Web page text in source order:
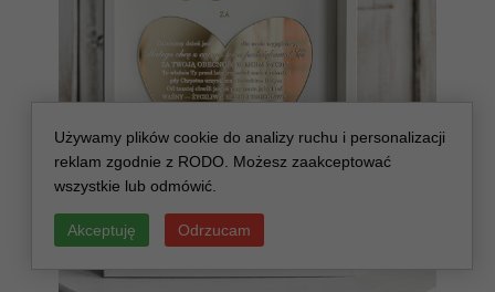
Używamy plików cookie do analizy ruchu i personalizacji
reklam zgodnie z RODO. Możesz zaakceptować
wszystkie lub odmówić.
Akceptuję Odrzucam